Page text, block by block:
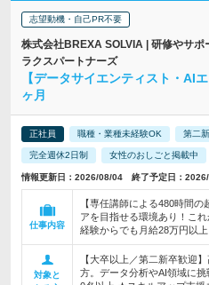
志望動機・自己PR不要
株式会社BREXA SOLVIA | 研修やサ
ラクスパートナーズ
【データサイエンティスト・AI
ヶ月
正社員 職種・業種未経験OK 第二
完全週休2日制 女性のおしごと掲載中
情報更新日：2026/08/04 終了予定日：
仕事内容
【専任講師による480時間
アを目指せる環境あり！こ
経験からでも月給28万円以上
対象と
【大卒以上／第二新卒歓迎
方。データ分析やAI領域に